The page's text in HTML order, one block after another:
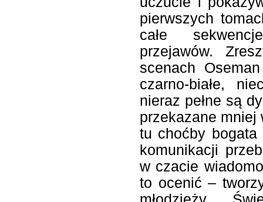
pierwszych
całe
przejawów.
scenach
czarno-białe,
nieraz pełne są
przekazane mniej
tu choćby bogata
komunikacji
w czacie
to ocenić –